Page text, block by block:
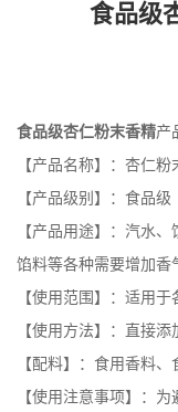
食品级
食品级杏仁粉末香精产
【产品名称】：杏仁粉
【产品级别】：食品级
【产品用途】：汽水
馅料等各种需要增加香
【使用范围】：适用于
【使用方法】：直接添
【配料】：食用香料、
【使用注意事项】：